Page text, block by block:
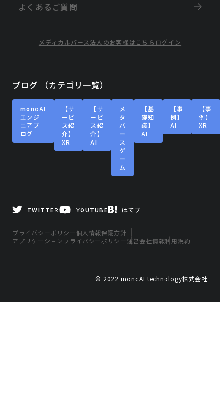
よくあるご質問
メディカルバース 法人のお客様はこちら ログイン
ブログ （カテゴリ一覧）
monoAI
エンジ
ニアブ
ログ
【サ
ービ
ス紹
介】
XR
【サ
ービ
ス紹
介】
AI
メ
タ
バ
ー
ス
ゲ
ー
ム
【基
礎知
識】
AI
【事
例】
AI
【事
例】
XR
TWITTER YOUTUBE はてブ
プライバシーポリシー個人情報保護方針
アプリケーションプライバシーポリシー運営会社情報利用規約
© 2022 monoAI technology株式会社